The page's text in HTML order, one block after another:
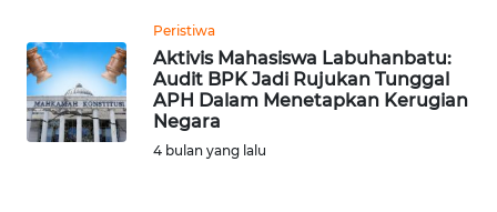
Peristiwa
Aktivis Mahasiswa Labuhanbatu:
Audit BPK Jadi Rujukan Tunggal
APH Dalam Menetapkan Kerugian
Negara
4 bulan yang lalu
WN
BANTEN
WN